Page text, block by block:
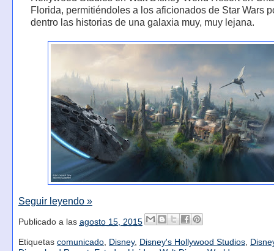
Florida, permitiéndoles a los aficionados de Star Wars
dentro las historias de una galaxia muy, muy lejana.
Seguir leyendo »
Publicado a las agosto 15, 2015
Etiquetas comunicado, Disney, Disney's Hollywood Studios,